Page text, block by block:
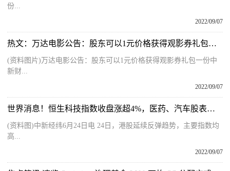
份...
2022/09/07
热文：万达电影公告：股东可以1元价格获得观影券礼包一份
(资料图片)万达电影公告：股东可以1元价格获得观影券礼包一份中
新财...
2022/09/07
世界消息！恒生科技指数收盘涨超4%，医药、汽车股表现强势
(资料图)中新经纬6月24日电 24日，港股延续反弹趋势，主要指数均
高...
2022/09/07